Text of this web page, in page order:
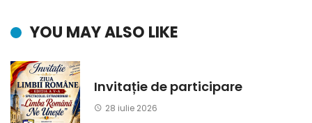
YOU MAY ALSO LIKE
Invitație de participare
28 iulie 2026